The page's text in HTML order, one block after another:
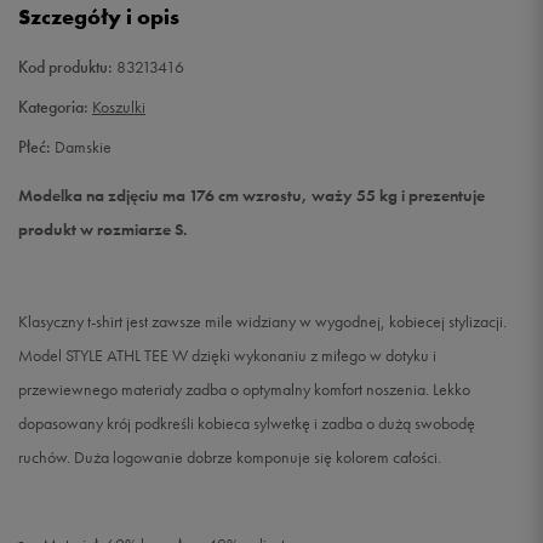
Szczegóły i opis
Kod produktu: 83213416
Kategoria: Koszulki
Płeć: Damskie
Modelka na zdjęciu ma 176 cm wzrostu, waży 55 kg i prezentuje
produkt w rozmiarze S.
Klasyczny t-shirt jest zawsze mile widziany w wygodnej, kobiecej stylizacji.
Model STYLE ATHL TEE W dzięki wykonaniu z miłego w dotyku i
przewiewnego materiały zadba o optymalny komfort noszenia. Lekko
dopasowany krój podkreśli kobieca sylwetkę i zadba o dużą swobodę
ruchów. Duża logowanie dobrze komponuje się kolorem całości.